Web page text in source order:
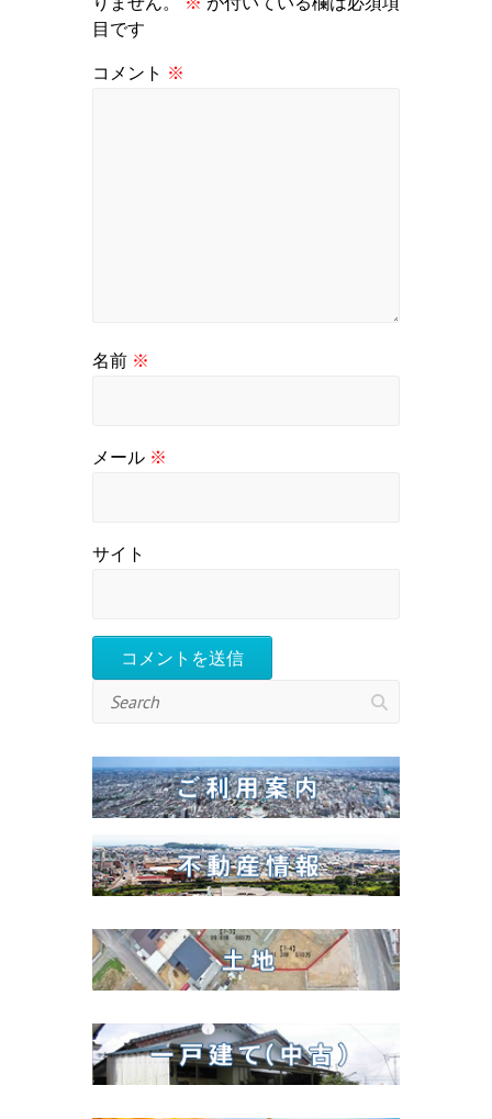
目です
コメント ※
名前 ※
メール ※
サイト
Search